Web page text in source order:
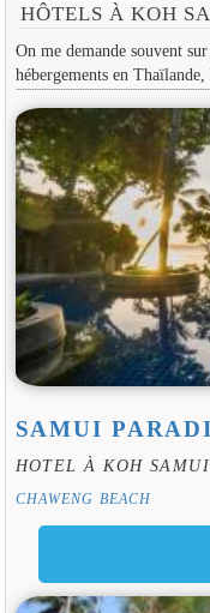
HÔTELS À KOH
On me demande souvent
hébergements en
SAMUI
HOTEL À KOH SAMUI
CHAWENG BEACH